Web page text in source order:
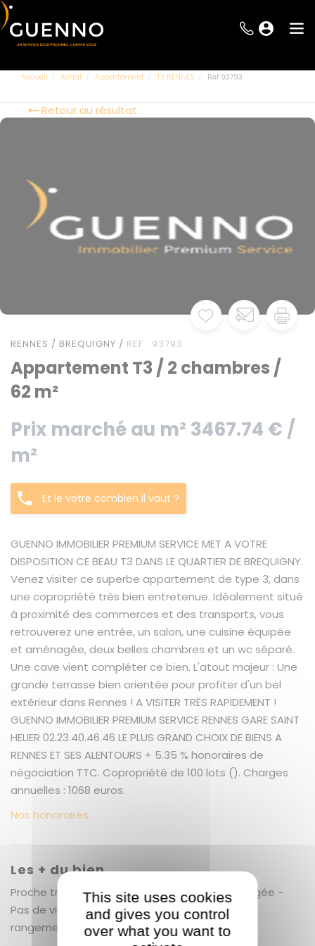
Accueil Achat Appartement T3 RENNES Ref 93793
Retour au résultat
RENNES / BREQUIGNY / REF : 93793
Appartement T3 / 2 chambres /
62 m²
Prix marché au m² 3467.74 € /
m²
Et le votre combien il vaut ?
GUENNO IMMOBILIER PREMIUM SERVICE MET A VOTRE
DISPOSITION CE BEAU T3 DANS LE QUARTIER DE BREQUIGNY.
Venez visiter ce superbe appartement de type 3, dans
une copropriété très bien entretenue. Idéalement situé
à proximité des commerces et des transports, vous
retrouverez une entrée, un salon, une cuisine équipée
et aménagée, deux belles chambres et un wc séparé.
Une cave vient compléter ce bien. L'atout majeur : Une
grande terrasse bien orientée pour profiter d'un bel
extérieur dans Rennes ! A VISITER TRÈS RAPIDEMENT !
GUENNO IMMOBILIER PREMIUM SERVICE RENNES GARE SAINT
HELIER 02.23.40.46.46 LE PLUS GRAND CHOIX DE BIENS A
RENNES ET SES ALENTOURS + 5.35 % honoraires de
négociation TTC. Copropriété de 100 lots (). Charges
annuelles : 1068 euros.
Nos honoraires
Les + du bien
Proche transports et commodités - Vue dégagée -
Pas de vis à vis - Grande terrasse - Nombreux
rangements - Copropriété bien entretenue
This site uses cookies
and gives you control
over what you want to